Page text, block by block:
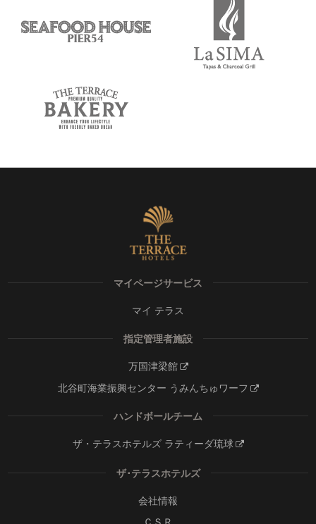
マイページサービス
マイ テラス
指定管理者施設
万国津梁館
北谷町海業振興センター うみんちゅワーフ
ハンドボールチーム
ザ・テラスホテルズ ラティーダ琉球
ザ･テラスホテルズ
会社情報